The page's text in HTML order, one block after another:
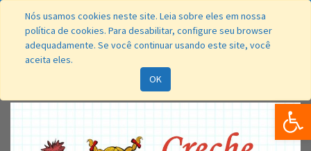
Nós usamos cookies neste site. Leia sobre eles em nossa
política de cookies. Para desabilitar, configure seu browser
adequadamente. Se você continuar usando este site, você
aceita eles.
OK
Navegação